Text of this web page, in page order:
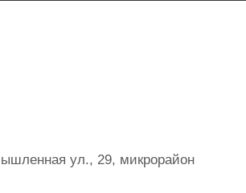
ул., 29, микрорайон